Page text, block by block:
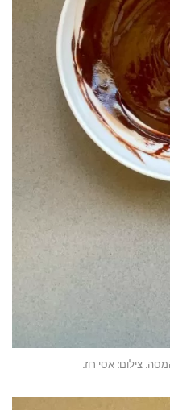
צילום: אסי רוז.